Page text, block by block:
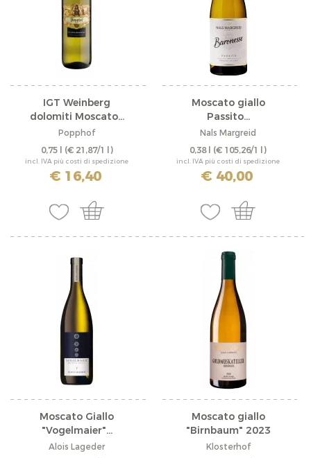
IGT Weinberg
dolomiti Moscato...
Popphof
0,75 l (€ 21,87/1 l)
incl. IVA più costi di spedizione
€ 16,40
Moscato giallo
Passito...
Nals Margreid
0,38 l (€ 105,26/1 l)
incl. IVA più costi di spedizione
€ 40,00
Moscato Giallo
"Vogelmaier"...
Alois Lageder
Moscato giallo
"Birnbaum" 2023
Klosterhof